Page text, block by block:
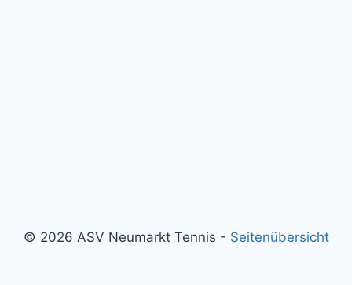
© 2026 ASV Neumarkt Tennis - Seitenübersicht